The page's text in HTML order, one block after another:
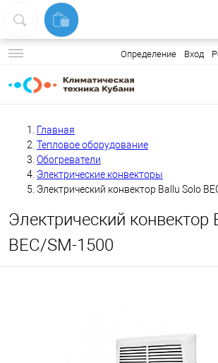
Определение Вход
Главная
Тепловое оборудование
Обогреватели
Электрические конвекторы
Электрический конвектор Ballu Solo
Электрический конвектор
BEC/SM-1500